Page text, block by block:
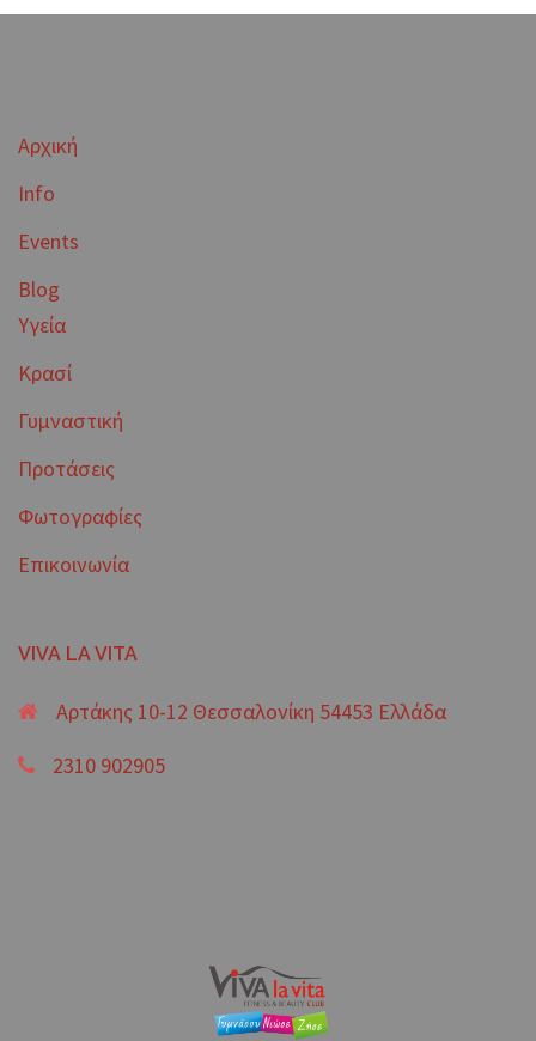
Αρχική
Info
Events
Blog
Υγεία
Κρασί
Γυμναστική
Προτάσεις
Φωτογραφίες
Επικοινωνία
VIVA LA VITA
Αρτάκης 10-12 Θεσσαλονίκη 54453 Ελλάδα
2310 902905